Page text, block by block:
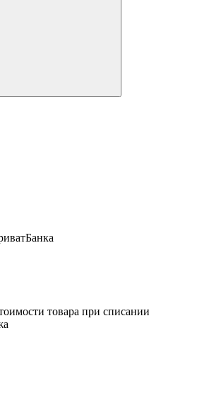
товара при списании